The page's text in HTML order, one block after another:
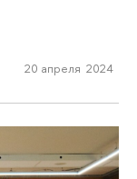
20 апреля 2024